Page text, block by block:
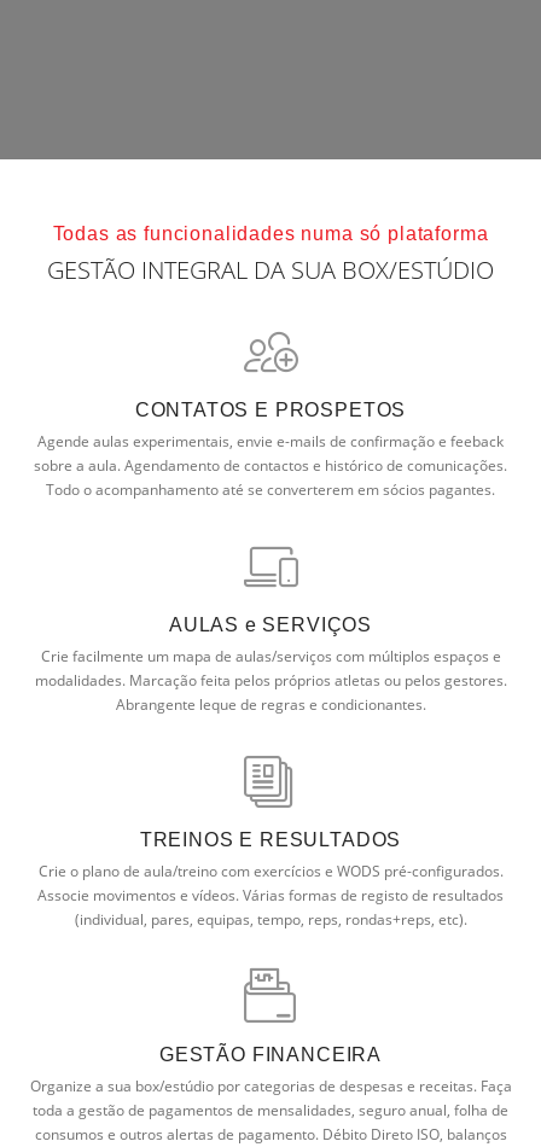
Todas as funcionalidades numa só plataforma
GESTÃO INTEGRAL DA SUA BOX/ESTÚDIO
CONTATOS E PROSPETOS
Agende aulas experimentais, envie e-mails de confirmação e feeback
sobre a aula. Agendamento de contactos e histórico de comunicações.
Todo o acompanhamento até se converterem em sócios pagantes.
AULAS e SERVIÇOS
Crie facilmente um mapa de aulas/serviços com múltiplos espaços e
modalidades. Marcação feita pelos próprios atletas ou pelos gestores.
Abrangente leque de regras e condicionantes.
TREINOS E RESULTADOS
Crie o plano de aula/treino com exercícios e WODS pré-configurados.
Associe movimentos e vídeos. Várias formas de registo de resultados
(individual, pares, equipas, tempo, reps, rondas+reps, etc).
GESTÃO FINANCEIRA
Organize a sua box/estúdio por categorias de despesas e receitas. Faça
toda a gestão de pagamentos de mensalidades, seguro anual, folha de
consumos e outros alertas de pagamento. Débito Direto ISO, balanços